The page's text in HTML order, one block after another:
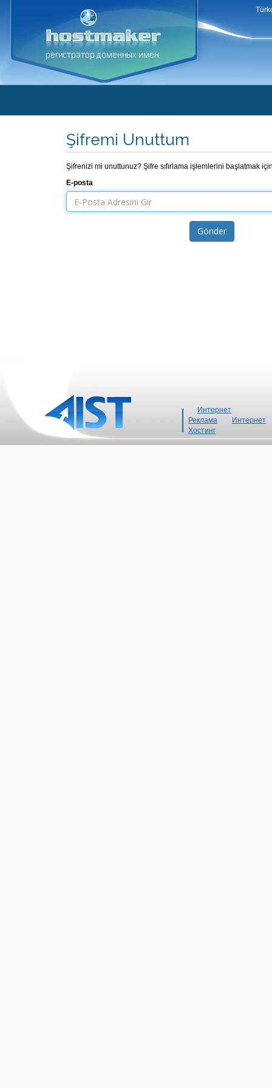
Şifremi Unuttum
Şifrenizi mi unuttunuz? Şifre sıfırlama işlemlerini başlatmak
E-posta
Gönder
Интернет
Реклама
Интернет
Хостинг